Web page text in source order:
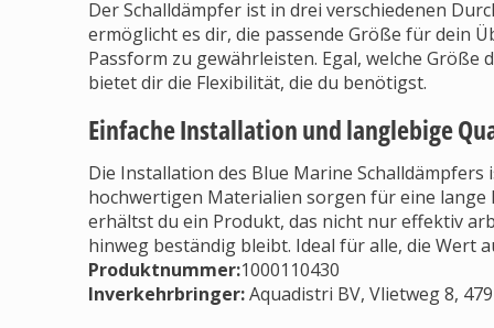
Der Schalldämpfer ist in drei verschiedenen
ermöglicht es dir, die passende Größe für dein
Passform zu gewährleisten. Egal, welche
bietet dir die Flexibilität, die du benötigst.
Einfache Installation und langlebige
Die Installation des Blue Marine
hochwertigen Materialien sorgen für eine lange
erhältst du ein Produkt, das nicht nur effektiv
hinweg beständig bleibt. Ideal für alle, die Wert
Produktnummer:1000110430
Inverkehrbringer:Aquadistri BV, Vlietweg 8,